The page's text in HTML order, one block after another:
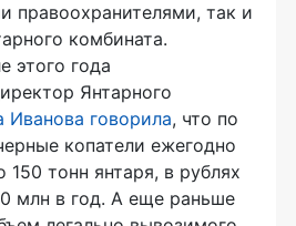
правоохранителями, так и
комбината.
этого года
Янтарного
Иванова говорила, что по
копатели ежегодно
тонн янтаря, в рублях
млн в год. А еще раньше